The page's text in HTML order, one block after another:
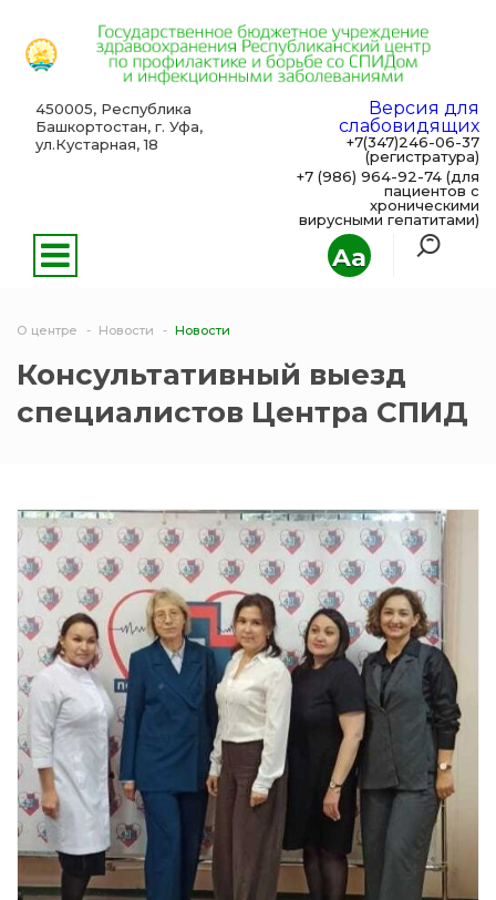
Aa
450005, Республика
Башкортостан, г. Уфа,
ул.Кустарная, 18
Версия для
слабовидящих
+7(347)246-06-37
(регистратура)
+7 (986) 964-92-74 (для
пациентов с
хроническими
вирусными гепатитами)
О центре Новости Новости
Консультативный выезд
специалистов Центра СПИД